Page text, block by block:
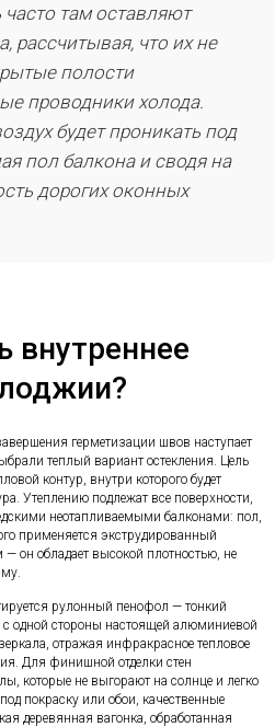
там оставляют
рассчитывая, что их не
полости
проводники холода.
будет проникать под
пол балкона и сводя на
дорогих оконных
внутреннее
герметизации швов наступает
теплый вариант остекления. Цель
контур, внутри которого будет
Утеплению подлежат все поверхности,
неотапливаемыми балконами: пол,
применяется экструдированный
он обладает высокой плотностью, не
рулонный пенофол — тонкий
одной стороны настоящей алюминиевой
отражая инфракрасное тепловое
Для финишной отделки стен
которые не выгорают на солнце и легко
покраску или обои, качественные
деревянная вагонка, обработанная